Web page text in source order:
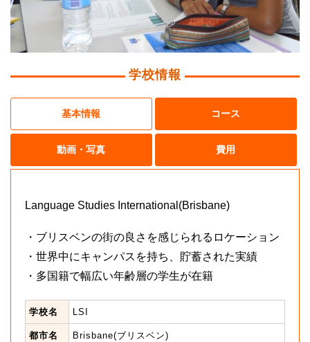
学校情報
基本情報 コース
動画・写真 費用
Language Studies International(Brisbane)
・ブリスベンの街の良さを感じられるロケーション
・世界中にキャンパスを持ち、貯蓄された実績
・多国籍で幅広い年齢層の学生が在籍
学校名 LSI
都市名 Brisbane(ブリスベン)